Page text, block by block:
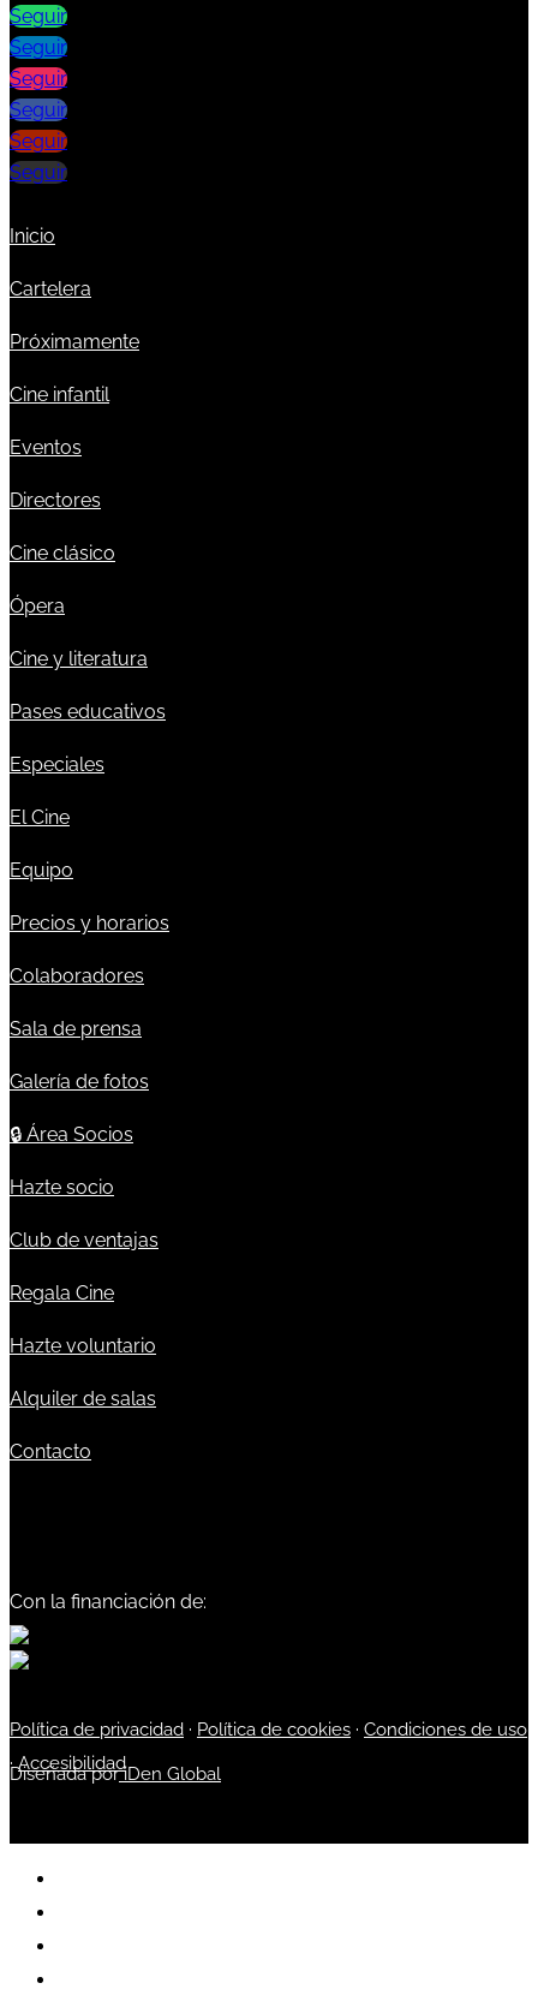
Seguir
Seguir
Seguir
Seguir
Seguir
Seguir
Inicio
Cartelera
Próximamente
Cine infantil
Eventos
Directores
Cine clásico
Ópera
Cine y literatura
Pases educativos
Especiales
El Cine
Equipo
Precios y horarios
Colaboradores
Sala de prensa
Galería de fotos
🔒 Área Socios
Hazte socio
Club de ventajas
Regala Cine
Hazte voluntario
Alquiler de salas
Contacto
Con la financiación de:
Política de privacidad · Política de cookies · Condiciones de uso
·Accesibilidad
Diseñada poriDen Global